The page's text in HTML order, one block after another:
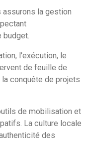
assurons la gestion
l'exécution, le
de feuille de
conquête de projets
de mobilisation et
La culture locale
des